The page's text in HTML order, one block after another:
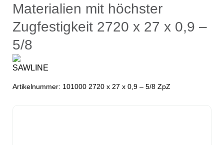
Materialien mit höchster
Zugfestigkeit 2720 x 27 x 0,9 –
5/8
Artikelnummer: 101000 2720 x 27 x 0,9 – 5/8 ZpZ